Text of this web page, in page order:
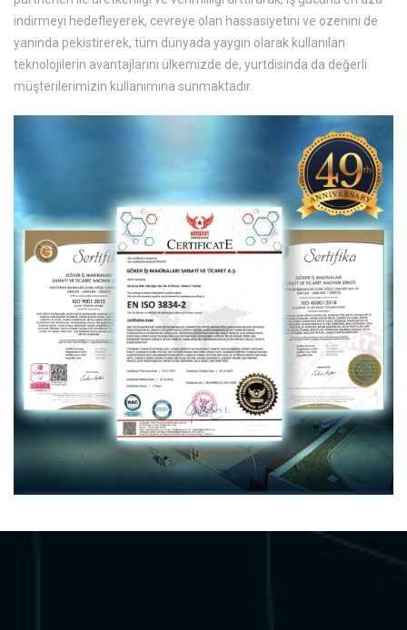
indirmeyi hedefleyerek, cevreye olan hassasiyetini ve ozenini de
yaninda pekistirerek, tüm dünyada yaygın olarak kullanılan
teknolojilerin avantajlarını ülkemizde de, yurtdisinda da değerli
müşterilerimizin kullanımına sunmaktadır.